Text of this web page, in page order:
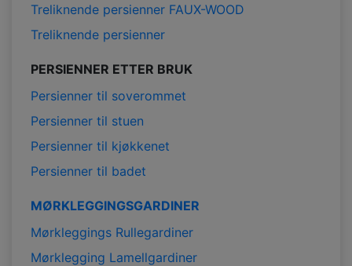
Treliknende persienner FAUX-WOOD
Treliknende persienner
PERSIENNER ETTER BRUK
Persienner til soverommet
Persienner til stuen
Persienner til kjøkkenet
Persienner til badet
MØRKLEGGINGSGARDINER
Mørkleggings Rullegardiner
Mørklegging Lamellgardiner